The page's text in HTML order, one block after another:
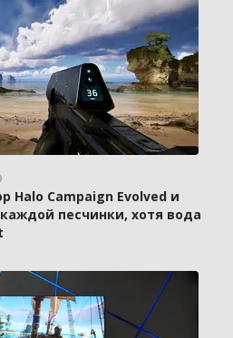
Halo Campaign Evolved и
песчинки, хотя вода